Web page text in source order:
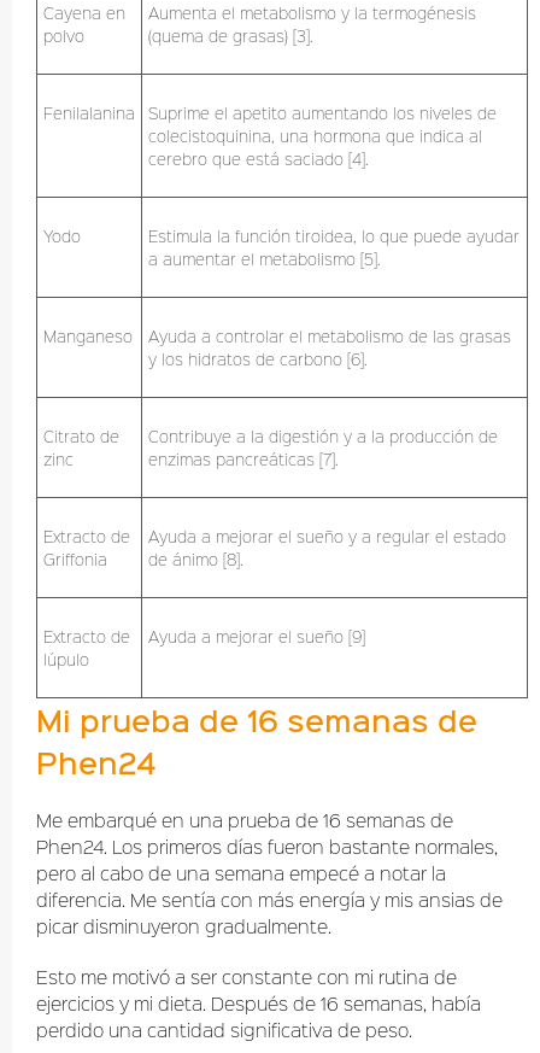
Cayena en
polvo
Aumenta el metabolismo y la termogénesis
(quema de grasas) [3].
Fenilalanina
Suprime el apetito aumentando los niveles de
colecistoquinina, una hormona que indica al
cerebro que está saciado [4].
Yodo
Estimula la función tiroidea, lo que puede ayudar
a aumentar el metabolismo [5].
Manganeso
Ayuda a controlar el metabolismo de las grasas
y los hidratos de carbono [6].
Citrato de
zinc
Contribuye a la digestión y a la producción de
enzimas pancreáticas [7].
Extracto de
Griffonia
Ayuda a mejorar el sueño y a regular el estado
de ánimo [8].
Extracto de
lúpulo
Ayuda a mejorar el sueño [9]
Mi prueba de 16 semanas de
Phen24
Me embarqué en una prueba de 16 semanas de
Phen24. Los primeros días fueron bastante normales,
pero al cabo de una semana empecé a notar la
diferencia. Me sentía con más energía y mis ansias de
picar disminuyeron gradualmente.
Esto me motivó a ser constante con mi rutina de
ejercicios y mi dieta. Después de 16 semanas, había
perdido una cantidad significativa de peso.